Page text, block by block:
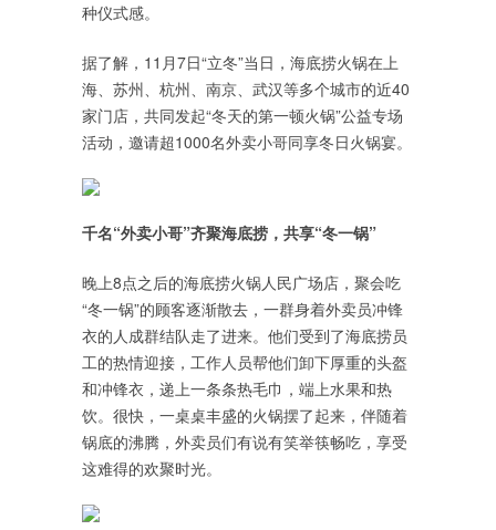
种仪式感。
据了解，11月7日“立冬”当日，海底捞火锅在上
海、苏州、杭州、南京、武汉等多个城市的近40
家门店，共同发起“冬天的第一顿火锅”公益专场
活动，邀请超1000名外卖小哥同享冬日火锅宴。
千名“外卖小哥”齐聚海底捞，共享“冬一锅”
晚上8点之后的海底捞火锅人民广场店，聚会吃
“冬一锅”的顾客逐渐散去，一群身着外卖员冲锋
衣的人成群结队走了进来。他们受到了海底捞员
工的热情迎接，工作人员帮他们卸下厚重的头盔
和冲锋衣，递上一条条热毛巾，端上水果和热
饮。很快，一桌桌丰盛的火锅摆了起来，伴随着
锅底的沸腾，外卖员们有说有笑举筷畅吃，享受
这难得的欢聚时光。